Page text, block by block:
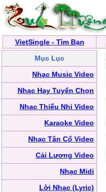
VietSingle - Tìm Bạn
Mục Lục
Nhạc Music Video
Nhạc Hay Tuyển Chọn
Nhạc Thiếu Nhi Video
Karaoke Video
Nhạc Tân Cổ Video
Cải Lương Video
Nhạc Midi
Lời Nhạc (Lyric)